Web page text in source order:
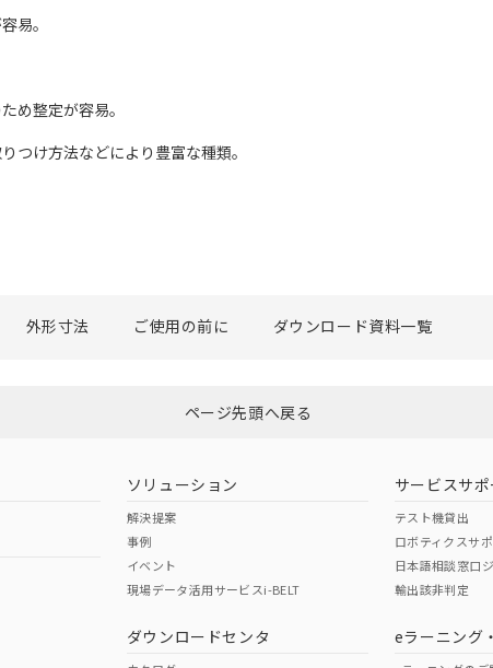
易。
め整定が容易。
つけ方法などにより豊富な種類。
外形寸法 ご使用の前に ダウンロード資料一覧
ページ先頭へ戻る
ソリューション
解決提案
事例
イベント
現場データ活用サービスi-BELT
ダウンロードセンタ
サービスサポ
テスト機貸出
ロボティクスサ
日本語相談窓口
輸出該非判定
eラーニング